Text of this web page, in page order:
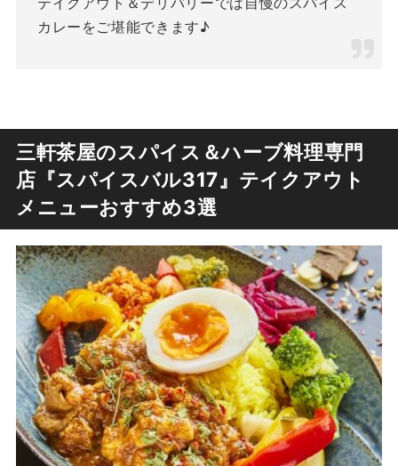
カレーをご堪能できます♪
三軒茶屋のスパイス＆ハーブ料理専門
店『スパイスバル317』テイクアウト
メニューおすすめ3選